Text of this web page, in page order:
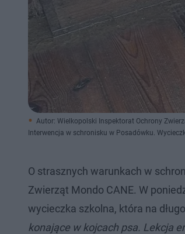
Autor: Wielkopolski Inspektorat Ochrony
Interwencja w schronisku w Posadówku.
O strasznych warunkach w
Zwierząt Mondo CANE. W
wycieczka szkolna, która na
konające w kojcach psa. Lekcja